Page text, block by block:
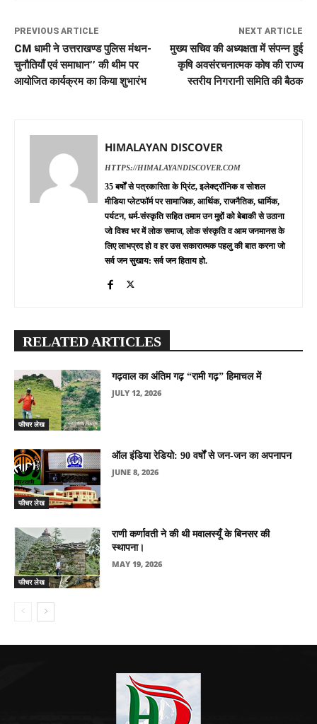
PREVIOUS ARTICLE
CM धामी ने उत्तराखण्ड पुलिस मंथन-
चुनौतियाँ एवं समाधान’’ की थीम पर
आयोजित कार्यक्रम का किया शुभारंभ
NEXT ARTICLE
मुख्य सचिव की अध्यक्षता में संपन्न हुई
कृषि अवसंरचनात्मक कोष की राज्य
स्तरीय निगरानी समिति की बैठक
HIMALAYAN DISCOVER
HTTPS://HIMALAYANDISCOVER.COM
35 बर्षों से पत्रकारिता के प्रिंट, इलेक्ट्रॉनिक व सोशल
मीडिया प्लेटफॉर्म पर सामाजिक, आर्थिक, राजनैतिक, धार्मिक,
पर्यटन, धर्म-संस्कृति सहित तमाम उन मुद्दों को बेबाकी से उठाना
जो विश्व भर में लोक समाज, लोक संस्कृति व आम जनमानस के
लिए लाभप्रद हो व हर उस सकारात्मक पहलु की बात करना जो
सर्व जन सुखाय: सर्व जन हिताय हो.
RELATED ARTICLES
फीचर लेख
गढ़वाल का अंतिम गढ़ “रामी गढ़” हिमाचल में
JULY 12, 2026
फीचर लेख
ऑल इंडिया रेडियो: 90 वर्षों से जन-जन का अपनापन
JUNE 8, 2026
फीचर लेख
राणी कर्णावती ने की थी मवालस्यूँ के बिनसर की
स्थापना।
MAY 19, 2026